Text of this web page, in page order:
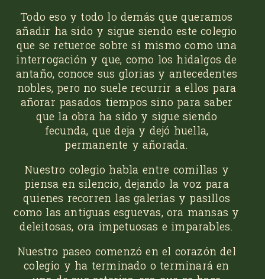
Todo eso y todo lo demás que queramos
añadir ha sido y sigue siendo este colegio
que se retuerce sobre sí mismo como una
interrogación y que, como los hidalgos de
antaño, conoce sus glorias y antecedentes
nobles, pero no suele recurrir a ellos para
añorar pasados tiempos sino para saber
que la obra ha sido y sigue siendo
fecunda, que deja y dejó huella,
permanente y añorada.
Nuestro colegio habla entre comillas y
piensa en silencio, dejando la voz para
quienes recorren las galerías y pasillos
como las antiguas esguevas, ora mansas y
deleitosas, ora impetuosas e imparables.
Nuestro paseo comenzó en el corazón del
colegio y ha terminado o terminará en